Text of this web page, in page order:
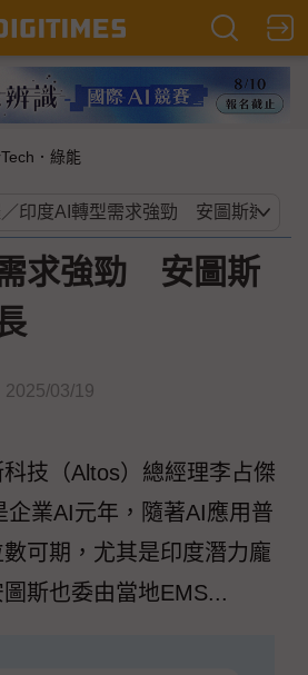
．綠能
求強勁 安圖斯
2025/03/19
技（Altos）總經理李占傑
企業AI元年，隨著AI應用普
可期，尤其是印度潛力龐
斯也委由當地EMS...